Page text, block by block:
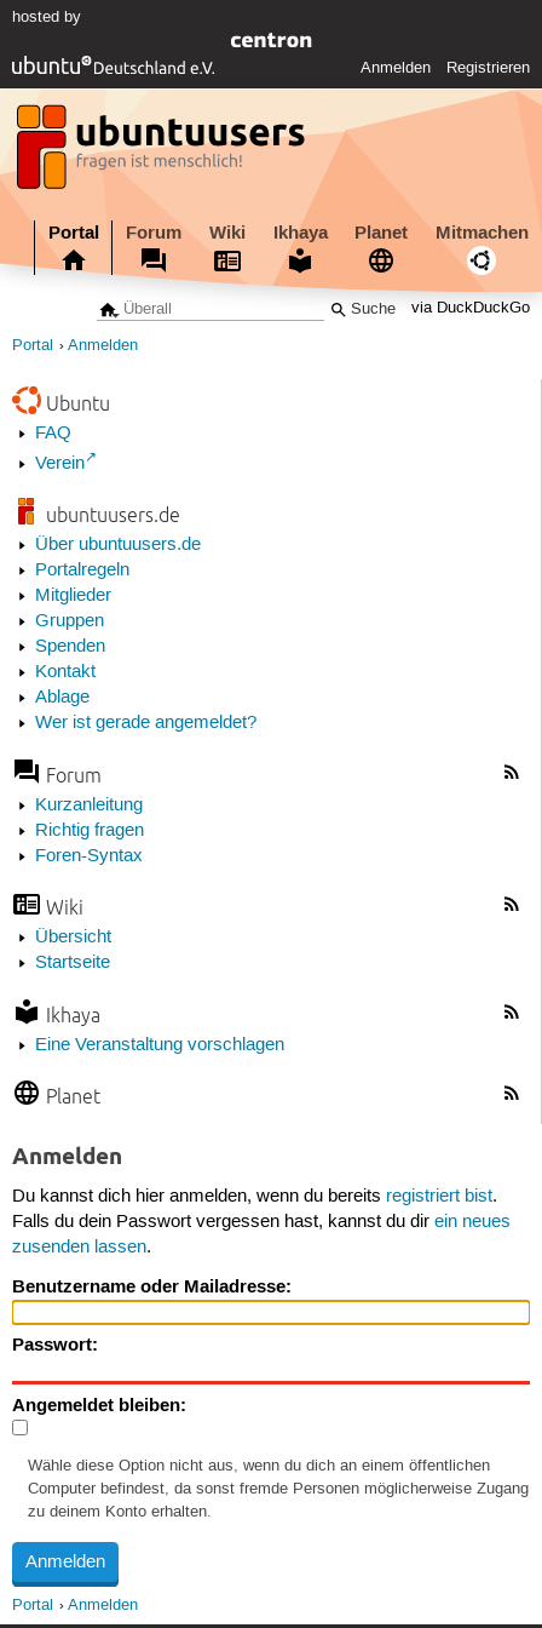
hosted by
Anmelden Registrieren
Portal Forum Wiki Ikhaya Planet Mitmachen
via DuckDuckGo
Portal Anmelden
Ubuntu
FAQ
Verein
ubuntuusers.de
Über ubuntuusers.de
Portalregeln
Mitglieder
Gruppen
Spenden
Kontakt
Ablage
Wer ist gerade angemeldet?
Forum
Kurzanleitung
Richtig fragen
Foren-Syntax
Wiki
Übersicht
Startseite
Ikhaya
Eine Veranstaltung vorschlagen
Planet
Anmelden
Du kannst dich hier anmelden, wenn du bereits registriert bist.
Falls du dein Passwort vergessen hast, kannst du dir ein neues
zusenden lassen.
Benutzername oder Mailadresse:
Passwort:
Angemeldet bleiben:
Wähle diese Option nicht aus, wenn du dich an einem öffentlichen
Computer befindest, da sonst fremde Personen möglicherweise Zugang
zu deinem Konto erhalten.
Portal Anmelden